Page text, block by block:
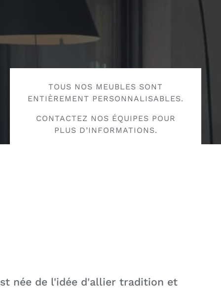
TOUS NOS MEUBLES SONT
ENTIÈREMENT PERSONNALISABLES.
CONTACTEZ NOS ÉQUIPES POUR
PLUS D’INFORMATIONS.
née de l'idée d'allier tradition et